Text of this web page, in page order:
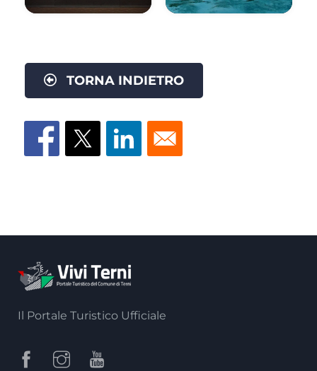
TORNA INDIETRO
Il Portale Turistico Ufficiale